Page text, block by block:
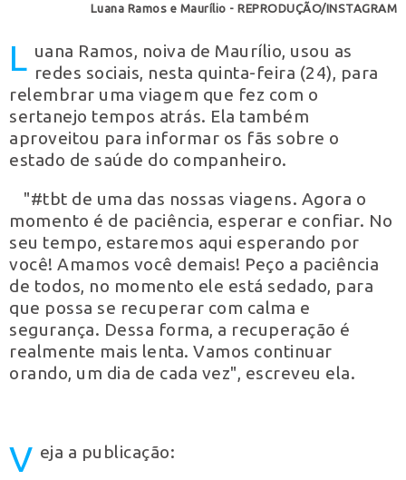
Luana Ramos e Maurílio - REPRODUÇÃO/INSTAGRAM
L uana Ramos, noiva de Maurílio, usou as
redes sociais, nesta quinta-feira (24), para
relembrar uma viagem que fez com o
sertanejo tempos atrás. Ela também
aproveitou para informar os fãs sobre o
estado de saúde do companheiro.
"#tbt de uma das nossas viagens. Agora o
momento é de paciência, esperar e confiar. No
seu tempo, estaremos aqui esperando por
você! Amamos você demais! Peço a paciência
de todos, no momento ele está sedado, para
que possa se recuperar com calma e
segurança. Dessa forma, a recuperação é
realmente mais lenta. Vamos continuar
orando, um dia de cada vez", escreveu ela.
V eja a publicação: